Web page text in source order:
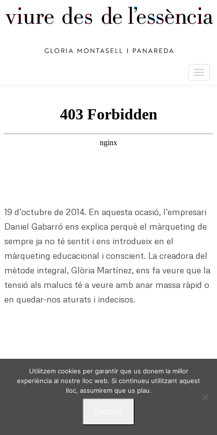
19 d’octubre de 2014. En aquesta ocasió, l’empresari
Daniel Gabarró ens explica perquè el màrqueting de
sempre ja no té sentit i ens introdueix en el
màrqueting educacional i conscient. La creadora del
mètode integral, Glòria Martínez, ens fa veure que la
tensió als malucs té a veure amb anar massa ràpid o
en quedar-nos aturats i indecisos.
VIURE DES DE L'ESSENCIA - © 2024 -Politica de
Avis Legal Termes i condicions
Utilitzem cookies per garantir que us donem la millor
experiència al nostre lloc web. Si continueu utilitzant aquest
lloc, assumirem que us plau.